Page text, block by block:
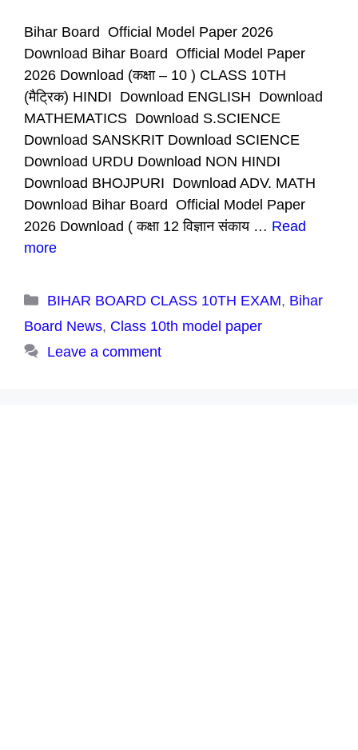
Bihar Board Official Model Paper 2026
Download Bihar Board Official Model Paper
2026 Download (कक्षा – 10 ) CLASS 10TH
(मैट्रिक) HINDI Download ENGLISH Download
MATHEMATICS Download S.SCIENCE
Download SANSKRIT Download SCIENCE
Download URDU Download NON HINDI
Download BHOJPURI Download ADV. MATH
Download Bihar Board Official Model Paper
2026 Download ( कक्षा 12 विज्ञान संकाय … Read
more
Categories
BIHAR BOARD CLASS 10TH EXAM, Bihar
Board News, Class 10th model paper
Leave a comment